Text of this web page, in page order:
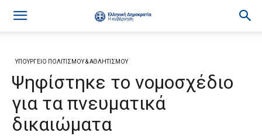
ΥΠΟΥΡΓΕΙΟ ΠΟΛΙΤΙΣΜΟΥ & ΑΘΛΗΤΙΣΜΟΥ
Ψηφίστηκε το νομοσχέδιο
για τα πνευματικά
δικαιώματα